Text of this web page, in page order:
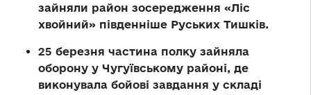
зайняли район зосередження «Ліс
хвойний» південніше Руських Тишків.
25 березня частина полку зайняла
оборону у Чугуївському районі, де
виконувала бойові завдання у складі